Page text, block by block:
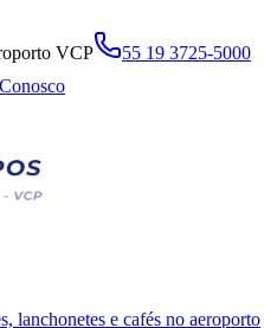
VCP
55 19 3725-5000
lanchonetes e cafés no aeroporto